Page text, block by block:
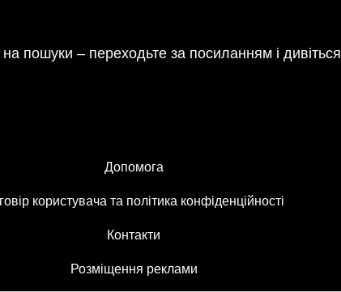
пошуки – переходьте за посиланням і дивіться
Допомога
користувача та політика конфіденційності
Контакти
Розміщення реклами